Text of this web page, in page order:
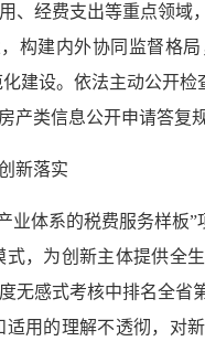
经费支出等重点领域
构建内外协同监督格
建设。依法主动公开
产类信息公开申请答
新落实
体系的税费服务样板
，为创新主体提供全
无感式考核中排名全
用的理解不透彻，对